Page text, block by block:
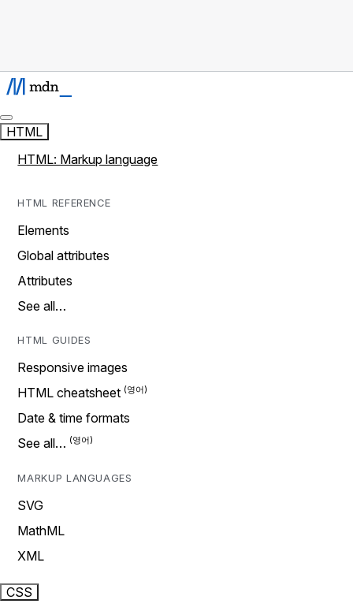
HTML
HTML: Markup language
HTML REFERENCE
Elements
Global attributes
Attributes
See all…
HTML GUIDES
Responsive images
HTML cheatsheet
Date & time formats
See all…
MARKUP LANGUAGES
SVG
MathML
XML
CSS